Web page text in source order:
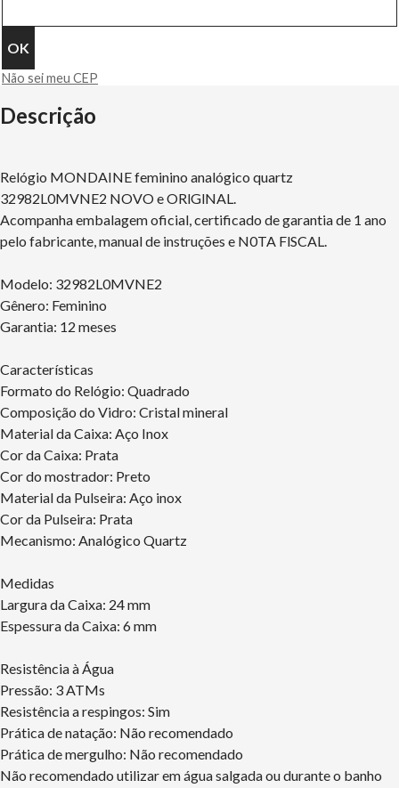
Não sei meu CEP
Descrição
Relógio MONDAINE feminino analógico quartz
32982L0MVNE2 NOVO e ORlGlNAL.
Acompanha embalagem oficial, certificado de garantia de 1 ano
pelo fabricante, manual de instruções e N0TA FlSCAL.
Modelo: 32982L0MVNE2
Gênero: Feminino
Garantia: 12 meses
Características
Formato do Relógio: Quadrado
Composição do Vidro: Cristal mineral
Material da Caixa: Aço Inox
Cor da Caixa: Prata
Cor do mostrador: Preto
Material da Pulseira: Aço inox
Cor da Pulseira: Prata
Mecanismo: Analógico Quartz
Medidas
Largura da Caixa: 24 mm
Espessura da Caixa: 6 mm
Resistência à Água
Pressão: 3 ATMs
Resistência a respingos: Sim
Prática de natação: Não recomendado
Prática de mergulho: Não recomendado
Não recomendado utilizar em água salgada ou durante o banho